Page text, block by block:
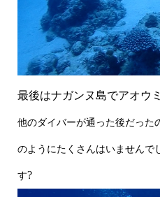
最後はナガンヌ島でアオウ
他のダイバーが通った後だっ
のようにたくさんはいませんで
す?